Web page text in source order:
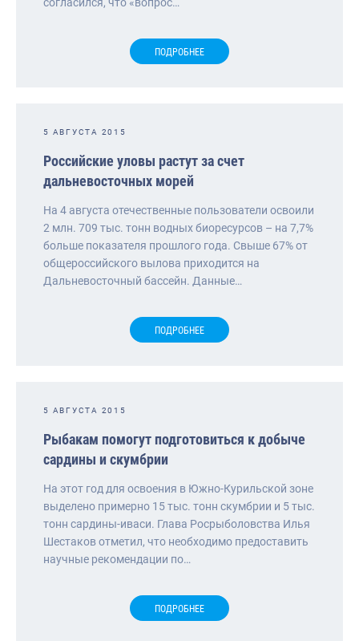
ПОДРОБНЕЕ
5 АВГУСТА 2015
Российские уловы растут за счет
дальневосточных морей
На 4 августа отечественные пользователи освоили
2 млн. 709 тыс. тонн водных биоресурсов – на 7,7%
больше показателя прошлого года. Свыше 67% от
общероссийского вылова приходится на
Дальневосточный бассейн. Данные…
ПОДРОБНЕЕ
5 АВГУСТА 2015
Рыбакам помогут подготовиться к добыче
сардины и скумбрии
На этот год для освоения в Южно-Курильской зоне
выделено примерно 15 тыс. тонн скумбрии и 5 тыс.
тонн сардины-иваси. Глава Росрыболовства Илья
Шестаков отметил, что необходимо предоставить
научные рекомендации по…
ПОДРОБНЕЕ